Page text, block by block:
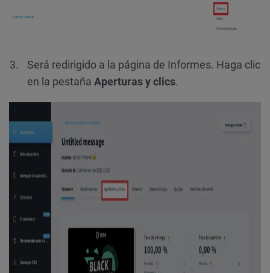
Será redirigido a la página de Informes. Haga clic
en la pestaña Aperturas y clics.